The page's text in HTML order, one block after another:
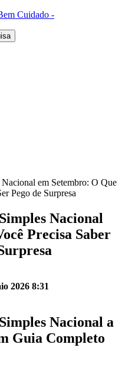
Cuidado -
em Setembro: O Que
Pego de Surpresa
Nacional
Precisa Saber
2026 8:31
Nacional a
Guia Completo